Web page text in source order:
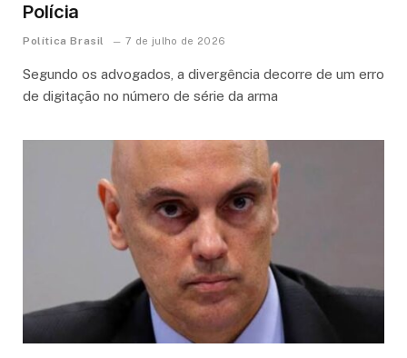
Polícia
Política Brasil 7 de julho de 2026
Segundo os advogados, a divergência decorre de um erro
de digitação no número de série da arma